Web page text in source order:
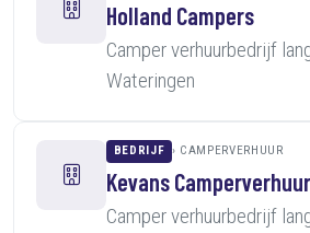
Holland Campers
Camper verhuurbedrijf
Wateringen
BEDRIJF CAMPERVERHUUR
Kevans Camperverhuur
Camper verhuurbedrijf